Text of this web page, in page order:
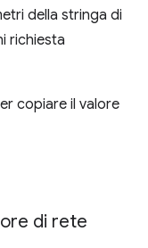
della stringa di
richiesta
copiare il valore
di rete